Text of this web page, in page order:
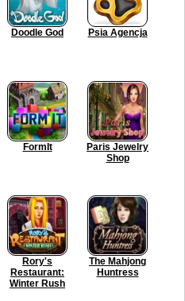
Doodle God Psia Agencja
FormIt
Paris Jewelry
Shop
Rory's
Restaurant:
Winter Rush
The Mahjong
Huntress